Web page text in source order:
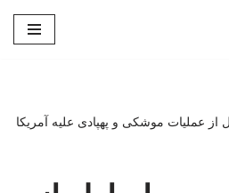
عملیات موشکی و پهپادی علیه آمریکا